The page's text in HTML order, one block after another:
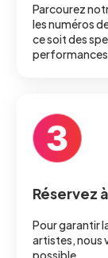
Parcourez
les numéros
ce soit des
performances
Réservez
Pour garantir
artistes, nous
possible.